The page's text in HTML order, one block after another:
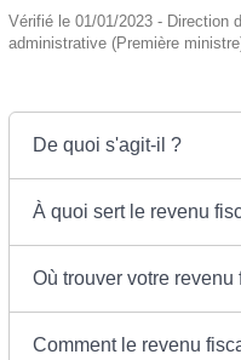
Vérifié le 01/01/2023 - Direction
administrative (Première
De quoi s'agit-il ?
À quoi sert le revenu
Où trouver votre
Comment le revenu